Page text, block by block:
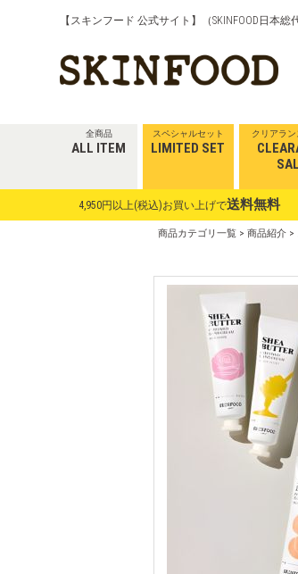
【スキンフード 公式サイト】（SKINFOOD日本
全商品
ALL ITEM
スペシャルセット
LIMITED SET
クリアラ
4,950円以上(税込)お買い上げで送料無料
商品カテゴリ一覧 > 商品紹介 >